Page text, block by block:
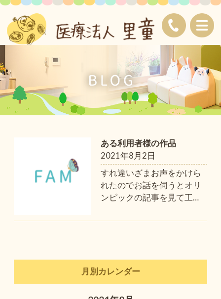
ある利用者様の作品
2021年8月2日
すれ違いざまお声をかけら
れたのでお話を伺うとオリ
ンピックの記事を見て工…
月別カレンダー